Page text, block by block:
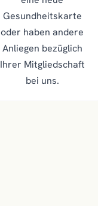
Gesundheitskarte
oder haben andere
Anliegen bezüglich
Ihrer Mitgliedschaft
bei uns.